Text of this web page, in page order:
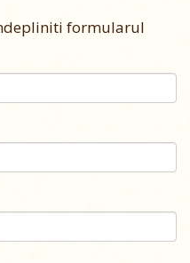
formularul